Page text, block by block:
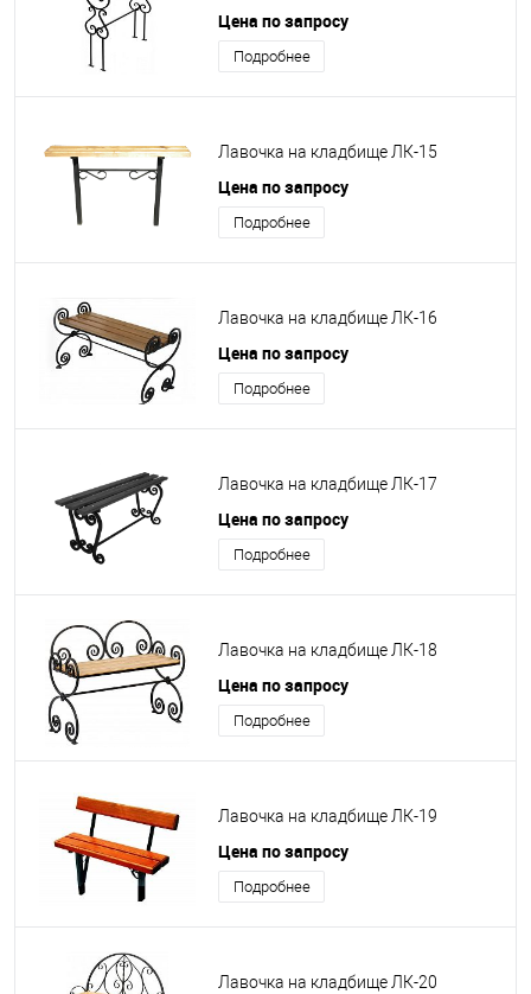
Цена по запросу
Подробнее
Лавочка на кладбище ЛК-15
Цена по запросу
Подробнее
Лавочка на кладбище ЛК-16
Цена по запросу
Подробнее
Лавочка на кладбище ЛК-17
Цена по запросу
Подробнее
Лавочка на кладбище ЛК-18
Цена по запросу
Подробнее
Лавочка на кладбище ЛК-19
Цена по запросу
Подробнее
Лавочка на кладбище ЛК-20